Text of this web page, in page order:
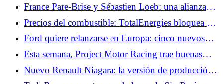
pauta en Francia, desde 45.441 €
France Pare-Brise y Sébastien Loeb: una alianza
obvia entre técnica y alto nivel
Precios del combustible: TotalEnergies bloquea el
diésel a 2,09 €/L y la gasolina a 1,99 €/L este fin
de semana
Ford quiere relanzarse en Europa: cinco nuevos
modelos anunciados hasta finales de 2029
Esta semana, Project Motor Racing trae buenas
noticias: reclutamiento, parche, DLC y VR.
Nuevo Renault Niagara: la versión de producción
del pick-up presentada en septiembre